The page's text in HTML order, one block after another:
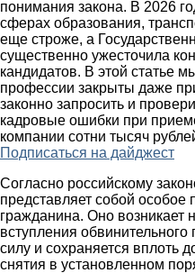
понимания закона. В 2026
сферах образования,
еще строже, а
существенно ужесточила
кандидатов. В этой статье
профессии закрыты даже
законно запросить и
кадровые ошибки при
компании сотни тысяч
Подписаться на дайджест
Согласно российскому
представляет собой особое
гражданина. Оно возникает
вступления
силу и сохраняется вплоть
снятия в установленном